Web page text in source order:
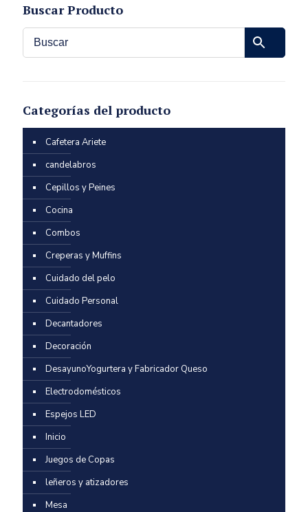
Buscar Producto
Categorías del producto
Cafetera Ariete
candelabros
Cepillos y Peines
Cocina
Combos
Creperas y Muffins
Cuidado del pelo
Cuidado Personal
Decantadores
Decoración
DesayunoYogurtera y Fabricador Queso
Electrodomésticos
Espejos LED
Inicio
Juegos de Copas
leñeros y atizadores
Mesa